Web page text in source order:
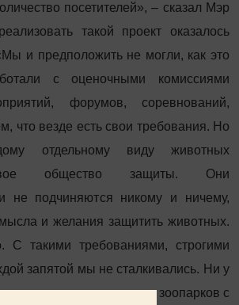
посетителей», – сказал Мэр
такой проект оказалось
и предположить не могли, как это
с оценочными комиссиями
форумов, соревнований,
что везде есть свои требования. Но
отдельному виду животных
общество защиты. Они
не подчиняются никому и ничему,
и желания защитить животных.
С такими требованиями, строгими
запятой мы не сталкивались. Ни у
по проектированию зоопарков с